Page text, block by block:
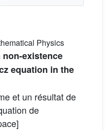
Physics
existence
equation in the
et un résultat de
de